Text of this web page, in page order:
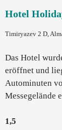
Hotel
Timiryazev 2 D,
Das Hotel
eröffnet und
Autominuten
Messegelände
1,5